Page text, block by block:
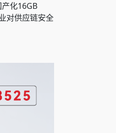
化16GB
对供应链安全